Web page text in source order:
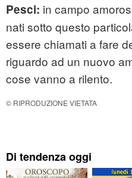
Pesci: in campo
nati sotto questo
essere chiamati a fare
riguardo ad un nuovo
cose vanno a rilento.
© RIPRODUZIONE VIETATA
Di tendenza oggi